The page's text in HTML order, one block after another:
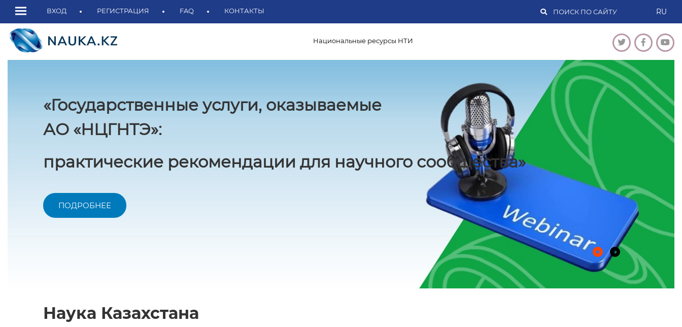
ВХОД РЕГИСТРАЦИЯ FAQ КОНТАКТЫ RU
Национальные ресурсы НТИ
«Государственные услуги, оказываемые
АО «НЦГНТЭ»:
практические рекомендации для научного сообщества»
ПОДРОБНЕЕ
Наука Казахстана